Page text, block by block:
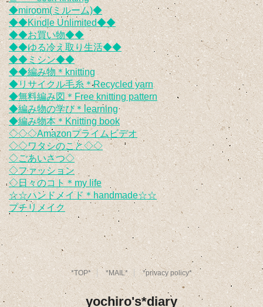
◆miroom(ミルーム)◆
◆◆Kindle Unlimited◆◆
◆◆お買い物◆◆
◆◆ゆる冷え取り生活◆◆
◆◆ミシン◆◆
◆◆編み物＊knitting
◆リサイクル毛糸＊Recycled yarn
◆無料編み図＊Free knitting pattern
◆編み物の学び＊learning
◆編み物本＊Knitting book
◇◇◇Amazonプライムビデオ
◇◇ワタシのこと◇◇
◇ごあいさつ◇
◇ファッション
◇日々のコト＊my life
☆☆ハンドメイド＊handmade☆☆
プチリメイク
*TOP* *MAIL* *privacy policy*
yochiro's*diary